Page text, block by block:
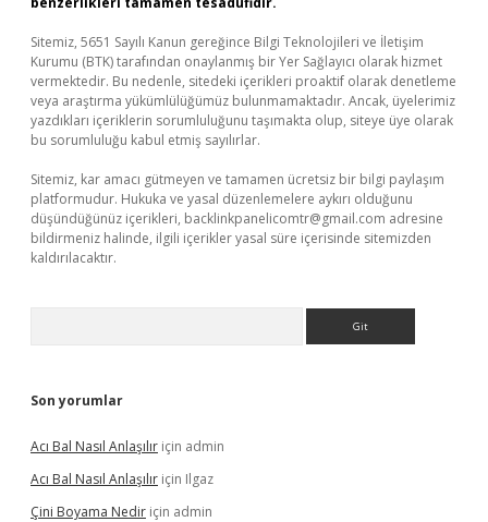
Sitemiz, 5651 Sayılı Kanun gereğince Bilgi Teknolojileri ve İletişim
Kurumu (BTK) tarafından onaylanmış bir Yer Sağlayıcı olarak hizmet
vermektedir. Bu nedenle, sitedeki içerikleri proaktif olarak denetleme
veya araştırma yükümlülüğümüz bulunmamaktadır. Ancak, üyelerimiz
yazdıkları içeriklerin sorumluluğunu taşımakta olup, siteye üye olarak
bu sorumluluğu kabul etmiş sayılırlar.
Sitemiz, kar amacı gütmeyen ve tamamen ücretsiz bir bilgi paylaşım
platformudur. Hukuka ve yasal düzenlemelere aykırı olduğunu
düşündüğünüz içerikleri, backlinkpanelicomtr@gmail.com adresine
bildirmeniz halinde, ilgili içerikler yasal süre içerisinde sitemizden
kaldırılacaktır.
Son yorumlar
Acı Bal Nasıl Anlaşılır için admin
Acı Bal Nasıl Anlaşılır için Ilgaz
Çini Boyama Nedir için admin